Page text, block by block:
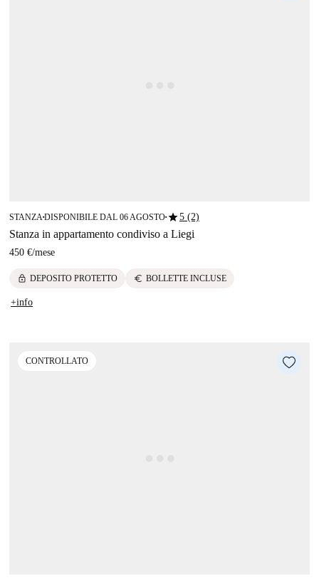
STANZA ■DISPONIBILE DAL 06 AGOSTO■star5 (2)
Stanza in appartamento condiviso a Liegi
450 €/mese
lock DEPOSITO PROTETTO euro BOLLETTE INCLUSE
+info
CONTROLLATO